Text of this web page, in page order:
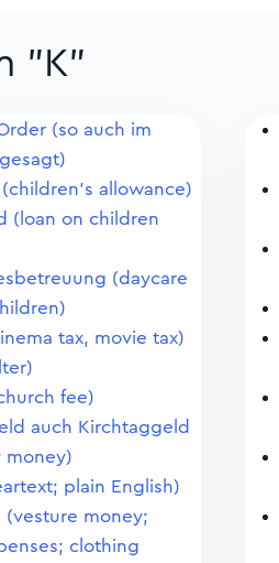
"K"
(so auch im
allowance)
(loan on children
(daycare
tax, movie tax)
fee)
auch Kirchtaggeld
money)
plain English)
(vesture money;
clothing